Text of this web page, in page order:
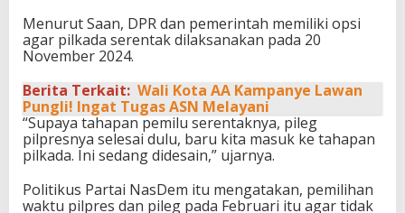
Menurut Saan, DPR dan pemerintah memiliki opsi
agar pilkada serentak dilaksanakan pada 20
November 2024.
Berita Terkait: Wali Kota AA Kampanye Lawan
Pungli! Ingat Tugas ASN Melayani
“Supaya tahapan pemilu serentaknya, pileg
pilpresnya selesai dulu, baru kita masuk ke tahapan
pilkada. Ini sedang didesain,” ujarnya.
Politikus Partai NasDem itu mengatakan, pemilihan
waktu pilpres dan pileg pada Februari itu agar tidak